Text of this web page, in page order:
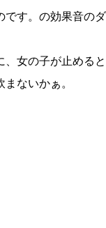
です。の効果音のダ
女の子が止めると
ないかぁ。